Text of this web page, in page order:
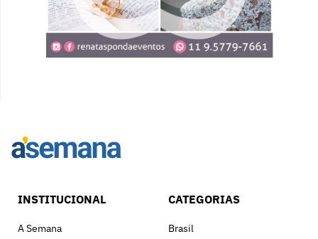
INSTITUCIONAL
A Semana
CATEGORIAS
Brasil